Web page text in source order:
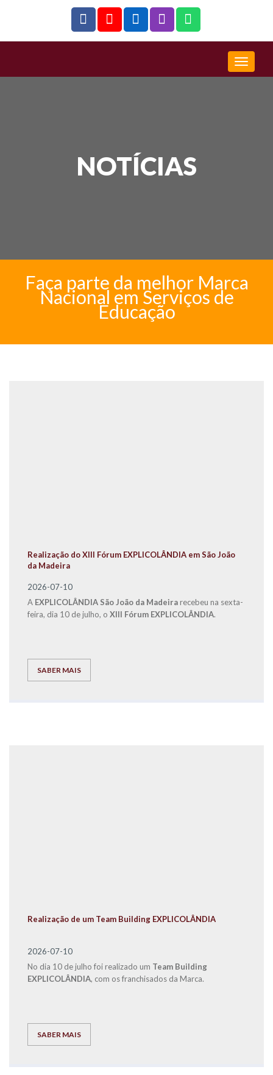
NOTÍCIAS
Faça parte da melhor Marca
Nacional em Serviços de
Educação
Realização do XIII Fórum EXPLICOLÂNDIA em São João
da Madeira
2026-07-10
A EXPLICOLÂNDIA São João da Madeirarecebeu na sexta-
feira, dia 10 de julho, o XIII Fórum EXPLICOLÂNDIA.
SABER MAIS
Realização de um Team Building EXPLICOLÂNDIA
2026-07-10
No dia 10 de julho foi realizado um Team Building
EXPLICOLÂNDIA, com os franchisados da Marca.
SABER MAIS